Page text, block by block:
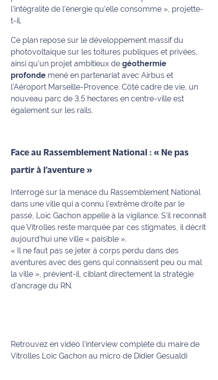
Qui
sommes
Devenir
annonceur
Recrutement
légales
générales
site maritima.fr
Archives
l’intégralité de l’énergie qu’elle consomme » , projette-
t-il.
Ce plan repose sur le développement massif du
photovoltaïque sur les toitures publiques et privées,
ainsi qu'un projet ambitieux degéothermie
profonde mené en partenariat avec Airbus et
l’Aéroport Marseille-Provence. Côté cadre de vie, un
nouveau parc de 3,5 hectares en centre-ville est
également sur les rails.
Face au Rassemblement National : « Ne pas
partir à l’aventure »
Interrogé sur la menace du Rassemblement National
dans une ville qui a connu l'extrême droite par le
passé, Loïc Gachon appelle à la vigilance. S'il reconnaît
que Vitrolles reste marquée par ces stigmates, il décrit
aujourd'hui une ville « paisible ».
« Il ne faut pas se jeter à corps perdu dans des
aventures avec des gens qui connaissent peu ou mal
la ville » , prévient-il, ciblant directement la stratégie
d'ancrage du RN.
Retrouvez en vidéo l'interview complète du maire de
Vitrolles Loic Gachon au micro de Didier Gesualdi